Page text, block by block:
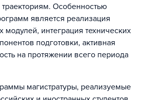
Особенностью
является реализация
интеграция технических
подготовки, активная
на протяжении всего периода
магистратуры, реализуемые